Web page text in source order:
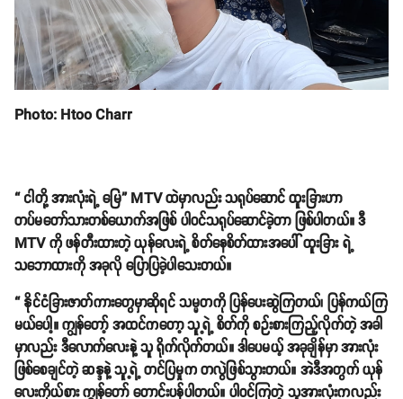
Photo: Htoo Charr
“ ငါတို့ အားလုံးရဲ့ မြေ” MTV ထဲမှာလည်း သရုပ်ဆောင် ထူးခြားဟာ
တပ်မတော်သားတစ်ယောက်အဖြစ် ပါဝင်သရုပ်ဆောင်ခဲ့တာ ဖြစ်ပါတယ်။ ဒီ
MTV ကို ဖန်တီးထားတဲ့ ယုန်လေးရဲ့ စိတ်နေစိတ်ထားအပေါ် ထူးခြား ရဲ့
သဘောထားကို အခုလို ပြောပြခဲ့ပါသေးတယ်။
“ နိုင်ငံခြားဇာတ်ကားတွေမှာဆိုရင် သမ္မတကို ပြန်ပေးဆွဲကြတယ်၊ ပြန်ကယ်ကြ
မယ်ပေါ့။ ကျွန်တော့် အထင်ကတော့ သူ့ရဲ့ စိတ်ကို စဉ်းစားကြည့်လိုက်တဲ့ အခါ
မှာလည်း ဒီလောက်လေးနဲ့ သူ ရိုက်လိုက်တယ်။ ဒါပေမယ့် အခုချိန်မှာ အားလုံး
ဖြစ်စေချင်တဲ့ ဆန္ဒနဲ့ သူ့ရဲ့ တင်ပြမှုက တလွဲဖြစ်သွားတယ်။ အဲဒီအတွက် ယုန်
လေးကိုယ်စား ကျွန်တော် တောင်းပန်ပါတယ်။ ပါဝင်ကြတဲ့ သူအားလုံးကလည်း